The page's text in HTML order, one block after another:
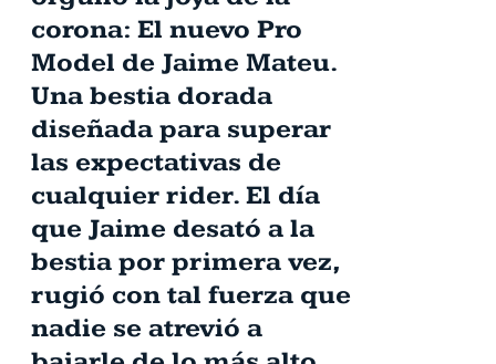
corona: El nuevo Pro
Model de Jaime Mateu.
Una bestia dorada
diseñada para superar
las expectativas de
cualquier rider. El día
que Jaime desató a la
bestia por primera vez,
rugió con tal fuerza que
nadie se atrevió a